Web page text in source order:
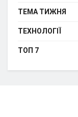
ТЕМА ТИЖНЯ
ТЕХНОЛОГІЇ
ТОП 7